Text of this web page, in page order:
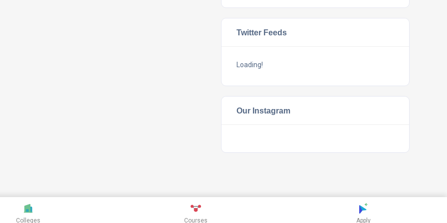
Twitter Feeds
Loading!
Our Instagram
Colleges Courses Apply